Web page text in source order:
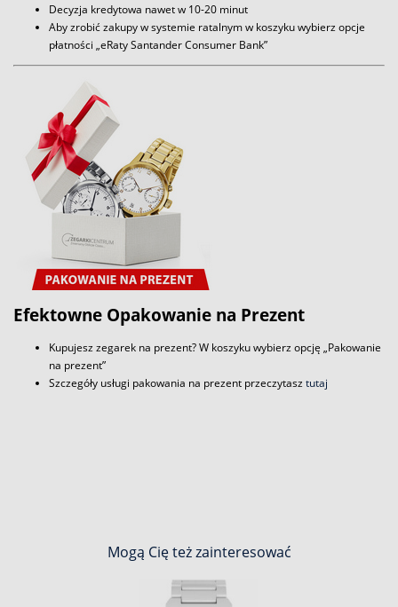
Decyzja kredytowa nawet w 10-20 minut
Aby zrobić zakupy w systemie ratalnym w koszyku wybierz opcje
płatności „eRaty Santander Consumer Bank”
Efektowne Opakowanie na Prezent
Kupujesz zegarek na prezent? W koszyku wybierz opcję „Pakowanie
na prezent”
Szczegóły usługi pakowania na prezent przeczytasztutaj
Mogą Cię też zainteresować